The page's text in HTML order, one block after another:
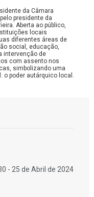
da Câmara
presidente da
Aberta ao público,
locais
diferentes áreas de
social, educação,
intervenção de
com assento nos
simbolizando uma
poder autárquico local.
- 25 de Abril de 2024